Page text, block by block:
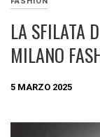
LA SFILATA
MILANO
5 MARZO 2025